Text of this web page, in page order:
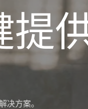
提
决方案。